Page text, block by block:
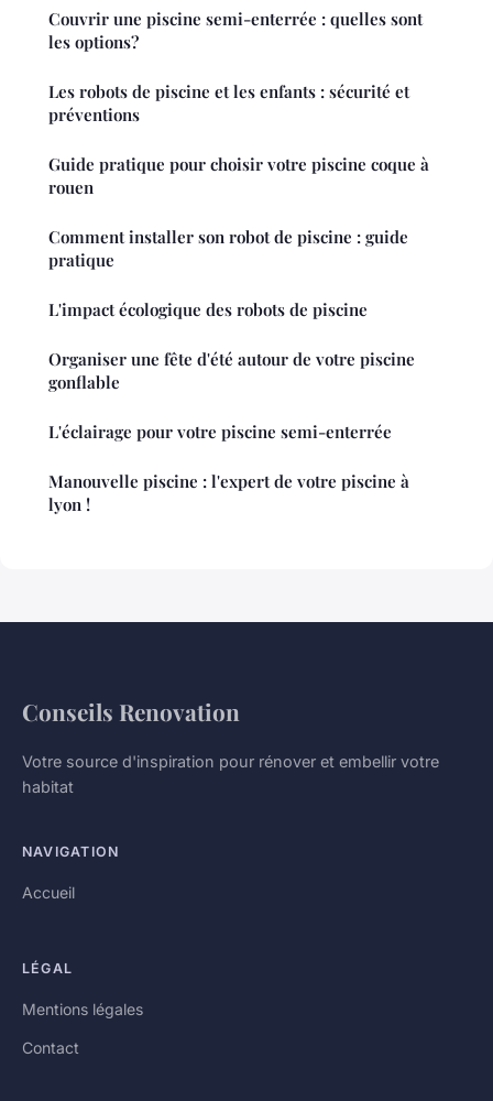
Couvrir une piscine semi-enterrée : quelles sont
les options?
Les robots de piscine et les enfants : sécurité et
préventions
Guide pratique pour choisir votre piscine coque à
rouen
Comment installer son robot de piscine : guide
pratique
L'impact écologique des robots de piscine
Organiser une fête d'été autour de votre piscine
gonflable
L'éclairage pour votre piscine semi-enterrée
Manouvelle piscine : l'expert de votre piscine à
lyon !
Conseils Renovation
Votre source d'inspiration pour rénover et embellir votre
habitat
NAVIGATION
Accueil
LÉGAL
Mentions légales
Contact